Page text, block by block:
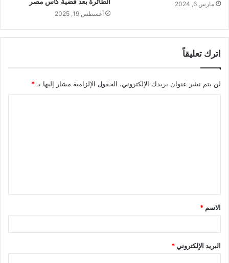
مارس 6, 2024
أغسطس 19, 2025
اترك تعليقاً
لن يتم نشر عنوان بريدك الإلكتروني. الحقول الإلزامية مشار إليها بـ *
ق
*
الاسم *
البريد الإلكتروني*